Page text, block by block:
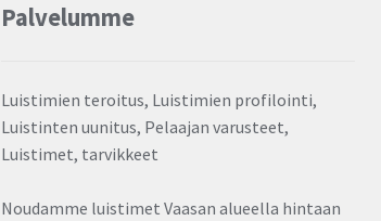
Palvelumme
Luistimien teroitus, Luistimien profilointi,
Luistinten uunitus, Pelaajan varusteet,
Luistimet, tarvikkeet
Noudamme luistimet Vaasan alueella hintaan